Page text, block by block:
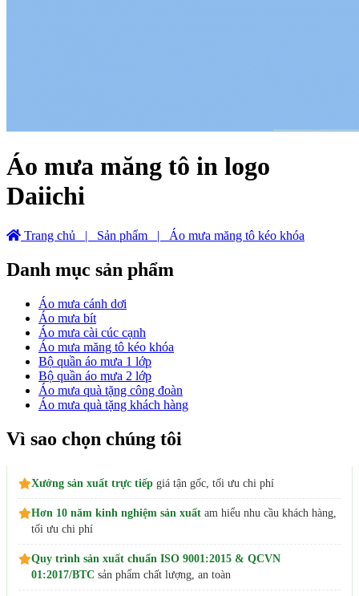
Áo mưa măng tô in logo
Daiichi
Trang chủ | Sản phẩm | Áo mưa măng tô kéo khóa
Danh mục sản phẩm
Áo mưa cánh dơi
Áo mưa bít
Áo mưa cài cúc cạnh
Áo mưa măng tô kéo khóa
Bộ quần áo mưa 1 lớp
Bộ quần áo mưa 2 lớp
Áo mưa quà tặng công đoàn
Áo mưa quà tặng khách hàng
Vì sao chọn chúng tôi
Xưởng sản xuất trực tiếp giá tận gốc, tối ưu chi phí
Hơn 10 năm kinh nghiệm sản xuất am hiểu nhu cầu khách hàng,
tối ưu chi phí
Quy trình sản xuất chuẩn ISO 9001:2015 & QCVN
01:2017/BTC sản phẩm chất lượng, an toàn